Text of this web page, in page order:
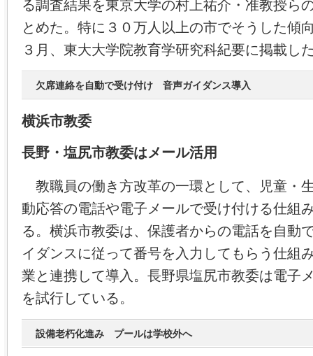
る調査結果を東京大学の村上祐介・准教授ら
とめた。特に３０万人以上の市でそうした傾
３月、東大大学院教育学研究科紀要に掲載し
欠席連絡を自動で受け付け 音声ガイダンス導入
横浜市教委
長野・塩尻市教委はメール活用
教職員の働き方改革の一環として、児童・
動応答の電話や電子メールで受け付ける仕組
る。横浜市教委は、保護者からの電話を自動
イダンスに従って番号を入力してもらう仕組
業と連携して導入。長野県塩尻市教委は電子
を試行している。
設備老朽化進み プールは学校外へ